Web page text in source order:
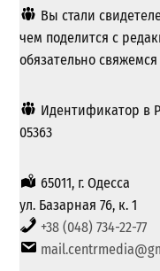
Вы стали
чем поделится с
обязательно
Идентификатор в
05363
65011, г. Одесса
ул. Базарная 76, к. 1
+38 (048) 734-22-77